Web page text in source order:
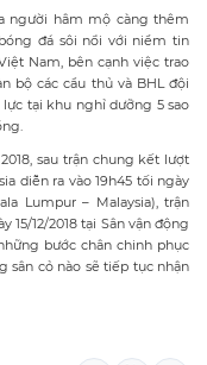
người hâm mộ càng thêm
đá sôi nổi với niềm tin
Nam, bên cạnh việc trao
bộ các cầu thủ và BHL đội
tại khu nghỉ dưỡng 5 sao
sau trận chung kết lượt
diễn ra vào 19h45 tối ngày
Lumpur – Malaysia), trận
12/2018 tại Sân vận động
bước chân chinh phục
sân cỏ nào sẽ tiếp tục nhận